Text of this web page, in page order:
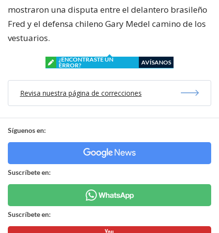
mostraron una disputa entre el delantero brasileño
Fred y el defensa chileno Gary Medel camino de los
vestuarios.
¿ENCONTRASTE UN
ERROR?
AVÍSANOS
Revisa nuestra página de correcciones
Síguenos en:
Suscríbete en:
Suscríbete en: